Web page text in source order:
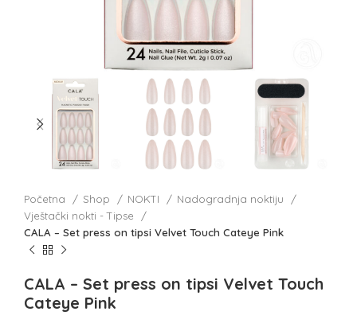
Početna Shop NOKTI
Nadogradnja noktiju
Vještački nokti - Tipse
CALA – Set press on tipsi Velvet Touch Cateye Pink
CALA – Set press on tipsi Velvet Touch
Cateye Pink